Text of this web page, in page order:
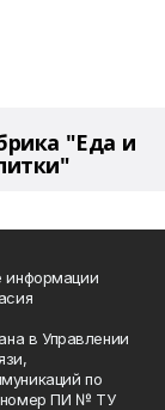
"Еда и
информации
в Управлении
по
номер ПИ № ТУ